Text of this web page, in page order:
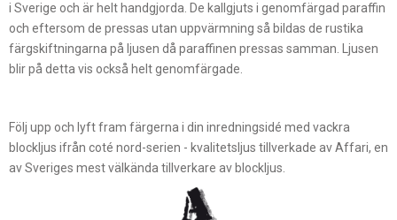
i Sverige och är helt handgjorda. De kallgjuts i genomfärgad paraffin
och eftersom de pressas utan uppvärmning så bildas de rustika
färgskiftningarna på ljusen då paraffinen pressas samman. Ljusen
blir på detta vis också helt genomfärgade.
Följ upp och lyft fram färgerna i din inredningsidé med vackra
blockljus ifrån coté nord-serien - kvalitetsljus tillverkade av Affari, en
av Sveriges mest välkända tillverkare av blockljus.